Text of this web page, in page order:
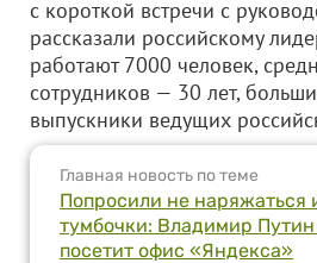
с короткой встречи с
рассказали российскому
работают 7000 человек,
сотрудников — 30 лет,
выпускники ведущих
Главная новость по теме
Попросили не наряжаться
тумбочки: Владимир Путин
посетит офис «Яндекса»